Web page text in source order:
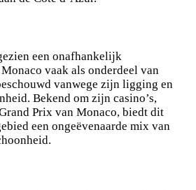
een onafhankelijk
vaak als onderdeel van
vanwege zijn ligging en
Bekend om zijn casino’s,
Prix van Monaco, biedt dit
een ongeëvenaarde mix van